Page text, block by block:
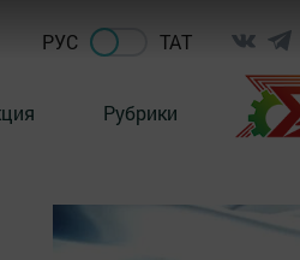
РУС ТАТ
Рубрики